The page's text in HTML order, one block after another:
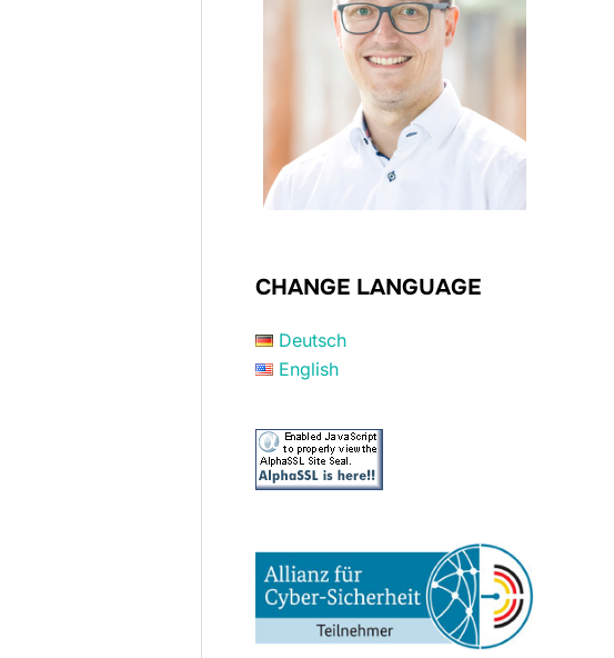
CHANGE LANGUAGE
Deutsch
English